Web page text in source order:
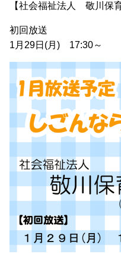
【社会福祉法人 敬川保
初回放送
1月29日(月) 17:30～